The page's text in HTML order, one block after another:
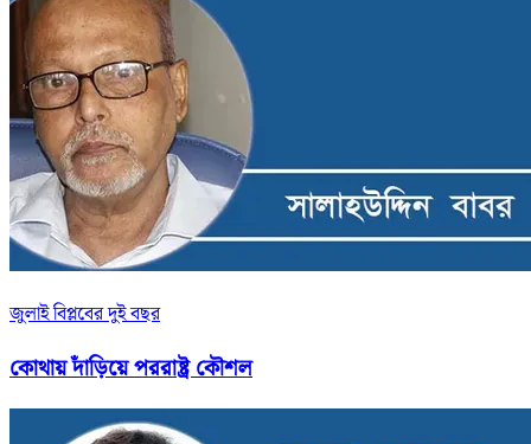
জুলাই বিপ্লবের দুই বছর
কোথায় দাঁড়িয়ে পররাষ্ট্র কৌশল